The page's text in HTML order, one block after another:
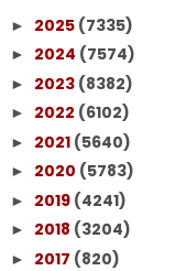
► 2025 (7335)
► 2024 (7574)
► 2023 (8382)
► 2022 (6102)
► 2021 (5640)
► 2020 (5783)
► 2019 (4241)
► 2018 (3204)
► 2017 (820)